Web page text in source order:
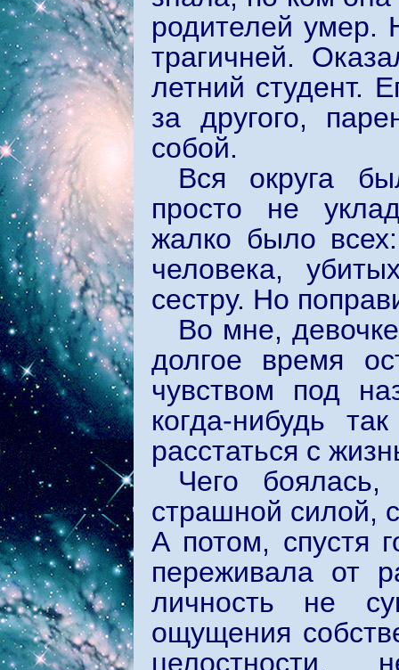
родителей умер.
трагичней.
летний студент.
за другого,
собой.
Вся округа
просто не
жалко было
человека,
сестру. Но
Во мне,
долгое время
чувством под
когда-нибудь
расстаться с
Чего
страшной силой,
А потом, спустя
переживала от
личность не
ощущения